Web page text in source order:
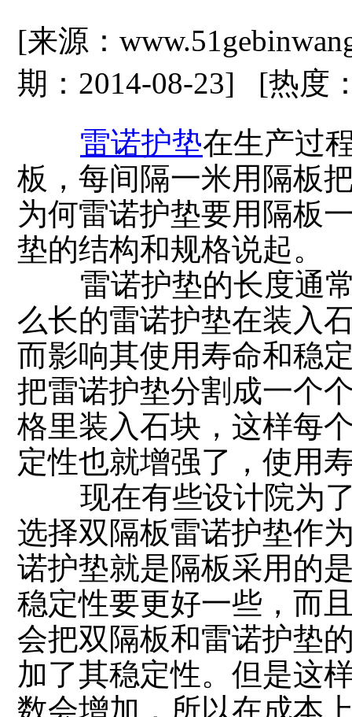
[来源：
期：2014-08-23] [热度
雷诺护垫在生产过
板，每间隔一米用隔板
为何雷诺护垫要用隔板
垫的结构和规格说起。
雷诺护垫的长度通常
么长的雷诺护垫在装入
而影响其使用寿命和稳
把雷诺护垫分割成一个
格里装入石块，这样每
定性也就增强了，使用
现在有些设计院为了
选择双隔板雷诺护垫作
诺护垫就是隔板采用的
稳定性要更好一些，而
会把双隔板和雷诺护垫
加了其稳定性。但是这
数会增加，所以在成本